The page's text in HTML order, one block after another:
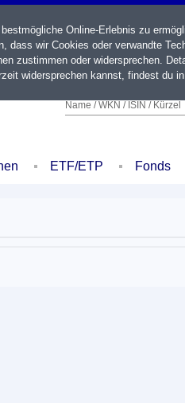
Name / WKN / ISIN / Kürzel
ETF/ETP Fonds
Online-Erlebnis zu
dass wir Cookies oder verwandte
zustimmen oder widersprechen.
widersprechen kannst, findest du